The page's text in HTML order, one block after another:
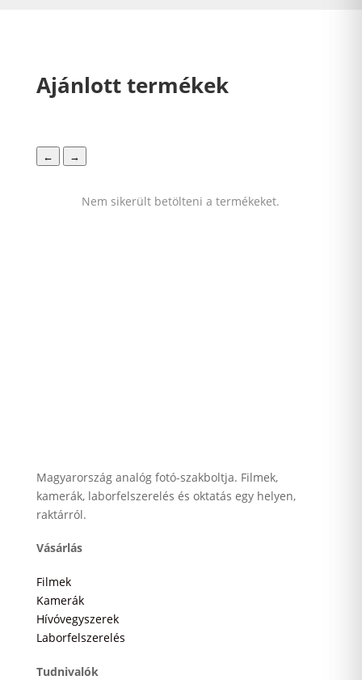
Ajánlott termékek
← →
Nem sikerült betölteni a termékeket.
Magyarország analóg fotó-szakboltja. Filmek,
kamerák, laborfelszerelés és oktatás egy helyen,
raktárról.
Vásárlás
Filmek
Kamerák
Hívóvegyszerek
Laborfelszerelés
Tudnivalók